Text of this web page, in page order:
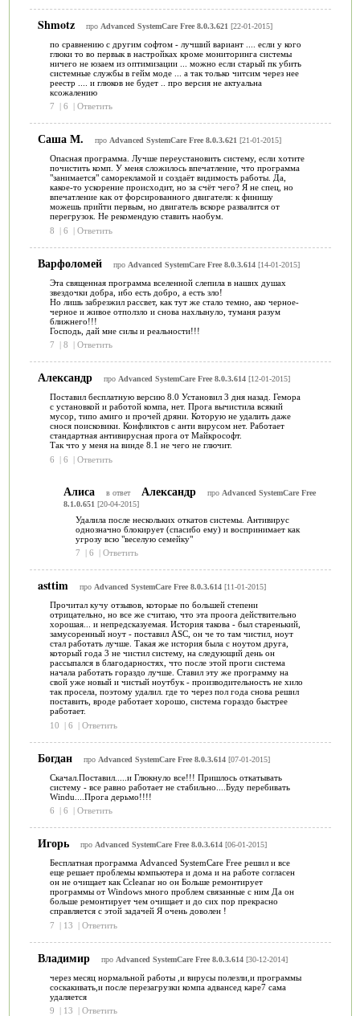
Shmotz про Advanced SystemCare Free 8.0.3.621 [22-01-2015]
по сравнению с другим софтом - лучший вариант .... если у кого
глюки то во первык в настройках кроме мониторинга системы
ничего не юзаем из оптимизации ... можно если старый пк убить
системные службы в гейм моде ... а так только читсим через нее
реестр .... и глюков не будет .. про версия не актуальна
ксожалению
7
| 6 | Ответить
Саша М. про Advanced SystemCare Free 8.0.3.621 [21-01-2015]
Опасная программа. Лучше переустановить систему, если хотите
почистить комп. У меня сложилось впечатление, что программа
"занимается" саморекламой и создаёт видимость работы. Да,
какое-то ускорение происходит, но за счёт чего? Я не спец, но
впечатление как от форсированного двигателя: к финишу
можешь прийти первым, но двигатель вскоре развалится от
перегрузок. Не рекомендую ставить наобум.
8
| 6 | Ответить
Варфоломей про Advanced SystemCare Free 8.0.3.614[14-01-2015]
Эта священная программа вселенной слепила в наших душах
звездочки добра, ибо есть добро, а есть зло!
Но лишь забрезжил рассвет, как тут же стало темно, ако черное-
черное и живое отползло и снова нахлынуло, туманя разум
ближнего!!!
Господь, дай мне силы и реальности!!!
7
| 8 | Ответить
Александр про Advanced SystemCare Free 8.0.3.614[12-01-2015]
Поставил бесплатную версию 8.0 Установил 3 дня назад. Гемора
с установкой и работой компа, нет. Прога вычистила всякий
мусор, типо амиго и прочей дряни. Которую не удалить даже
снося поисковики. Конфликтов с анти вирусом нет. Работает
стандартная антивирусная прога от Майкрософт.
Так что у меня на винде 8.1 не чего не глючит.
6
| 6 | Ответить
Алиса в ответ Александр про Advanced SystemCare Free
8.1.0.651 [20-04-2015]
Удалила после нескольких откатов системы. Антивирус
однозначно блокирует (спасибо ему) и воспринимает как
угрозу всю "веселую семейку"
7
| 6 | Ответить
asttim про Advanced SystemCare Free 8.0.3.614[11-01-2015]
Прочитал кучу отзывов, которые по большей степени
отрицательно, но все же считаю, что эта проога действительно
хорошая... и непредсказуемая. История такова - был старенький,
замусоренный ноут - поставил ASC, он че то там чистил, ноут
стал работать лучше. Такая же история была с ноутом друга,
который года 3 не чистил систему, на следующий день он
рассыпался в благодарностях, что после этой проги система
начала работать гораздо лучше. Ставил эту же программу на
свой уже новый и чистый ноутбук - производительность не хило
так просела, поэтому удалил. где то через пол года снова решил
поставить, вроде работает хорошо, система гораздо быстрее
работает.
10
| 6 | Ответить
Богдан про Advanced SystemCare Free 8.0.3.614[07-01-2015]
Скачал.Поставил.....и Глюкнуло все!!! Пришлось откатывать
систему - все равно работает не стабильно....Буду перебивать
Windu....Прога дерьмо!!!!
6
| 6 | Ответить
Игорь про Advanced SystemCare Free 8.0.3.614[06-01-2015]
Бесплатная программа Advanced SystemCare Free решил и все
еще решает проблемы компьютера и дома и на работе согласен
он не очищает как Сcleanar но он Больше ремонтирует
программы от Windows много проблем связанные с ним Да он
больше ремонтирует чем очищает и до сих пор прекрасно
справляется с этой задачей Я очень доволен !
7
| 13 | Ответить
Владимир про Advanced SystemCare Free 8.0.3.614[30-12-2014]
через месяц нормальной работы ,и вирусы полезли,и программы
соскакивать,и после перезагрузки компа адвансед каре7 сама
удаляется
9
| 13 | Ответить